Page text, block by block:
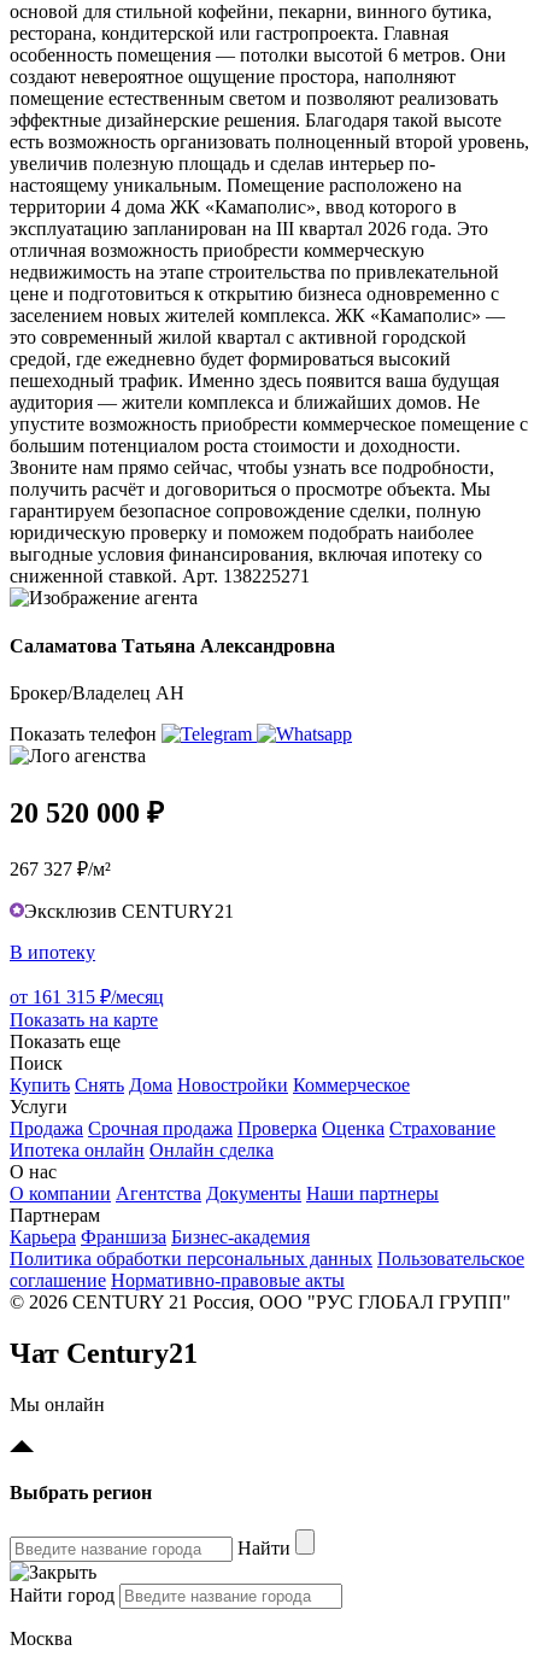
основой для стильной кофейни, пекарни, винного бутика,
ресторана, кондитерской или гастропроекта. Главная
особенность помещения — потолки высотой 6 метров. Они
создают невероятное ощущение простора, наполняют
помещение естественным светом и позволяют реализовать
эффектные дизайнерские решения. Благодаря такой высоте
есть возможность организовать полноценный второй уровень,
увеличив полезную площадь и сделав интерьер по-
настоящему уникальным. Помещение расположено на
территории 4 дома ЖК «Камаполис», ввод которого в
эксплуатацию запланирован на III квартал 2026 года. Это
отличная возможность приобрести коммерческую
недвижимость на этапе строительства по привлекательной
цене и подготовиться к открытию бизнеса одновременно с
заселением новых жителей комплекса. ЖК «Камаполис» —
это современный жилой квартал с активной городской
средой, где ежедневно будет формироваться высокий
пешеходный трафик. Именно здесь появится ваша будущая
аудитория — жители комплекса и ближайших домов. Не
упустите возможность приобрести коммерческое помещение с
большим потенциалом роста стоимости и доходности.
Звоните нам прямо сейчас, чтобы узнать все подробности,
получить расчёт и договориться о просмотре объекта. Мы
гарантируем безопасное сопровождение сделки, полную
юридическую проверку и поможем подобрать наиболее
выгодные условия финансирования, включая ипотеку со
сниженной ставкой. Арт. 138225271
Саламатова Татьяна Александровна
Брокер/Владелец АН
Показать телефон
20 520 000 ₽
267 327 ₽/м²
Эксклюзив CENTURY21
В ипотеку
от 161 315 ₽/месяц
Показать на карте
Показать еще
Поиск
Купить Снять Дома Новостройки Коммерческое
Услуги
Продажа Срочная продажа Проверка Оценка Страхование
Ипотека онлайн Онлайн сделка
О нас
О компании Агентства Документы Наши партнеры
Партнерам
Карьера Франшиза Бизнес-академия
Политика обработки персональных данных Пользовательское
соглашение Нормативно-правовые акты
© 2026 CENTURY 21 Россия, ООО "РУС ГЛОБАЛ ГРУПП"
Чат Century21
Мы онлайн
Выбрать регион
Найти
Найти город
Москва